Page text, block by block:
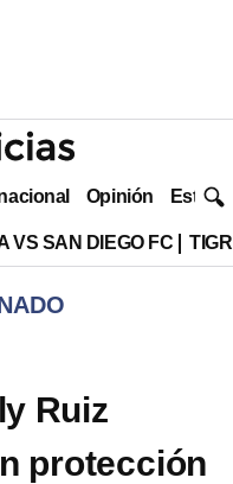
Opinión Estilo
VS SAN DIEGO FC
Ruiz
protección